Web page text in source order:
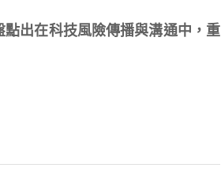
出在科技風險傳播與溝通中，重